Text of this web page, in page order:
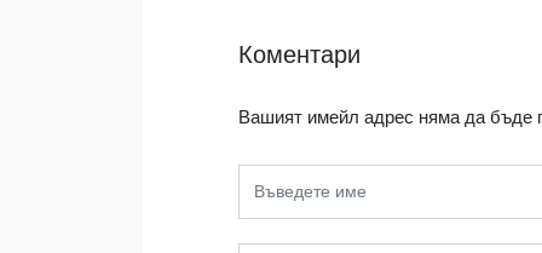
Коментари
Вашият имейл адрес няма да бъде